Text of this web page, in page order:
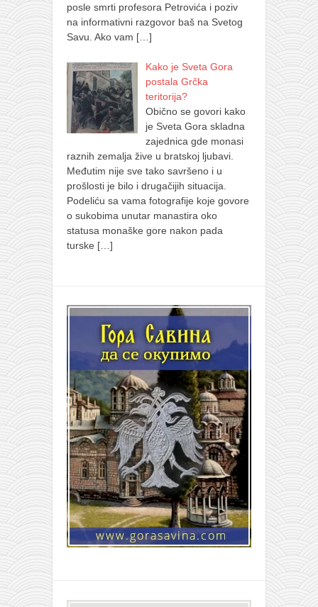
posle smrti profesora Petrovića i poziv
na informativni razgovor baš na Svetog
Savu. Ako vam […]
Kako je Sveta Gora
postala Grčka
teritorija?
Obično se govori kako
je Sveta Gora skladna
zajednica gde monasi
raznih zemalja žive u bratskoj ljubavi.
Međutim nije sve tako savršeno i u
prošlosti je bilo i drugačijih situacija.
Podeliću sa vama fotografije koje govore
o sukobima unutar manastira oko
statusa monaške gore nakon pada
turske […]